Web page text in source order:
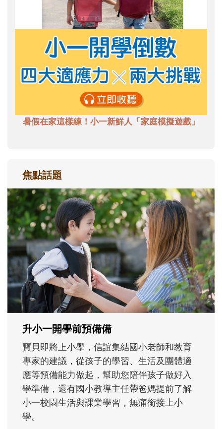
暑假在家這樣練！小一新鮮人「家庭模擬遊戲」
焦點話題
和孩子一起長大的那個男人│讀懂父親的
不同模樣
沒有人天生就擅長當爸爸！男人總是在一次
次「前所未有」的體驗中，跟著孩子一起長
大。從給予安全感的肢體遊戲，到獨立自
主、角色認同及解決問題的能力養成。爸爸
正嘗試用不同的模樣，參與孩子每個重要的